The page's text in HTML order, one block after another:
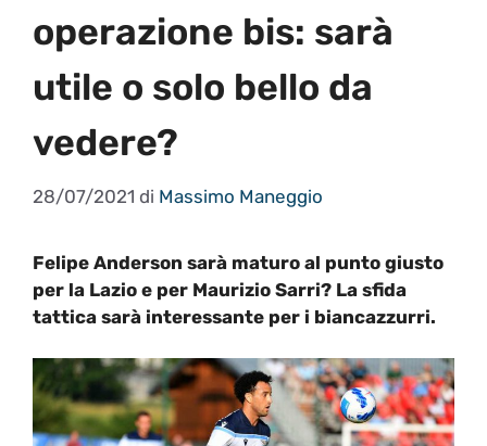
operazione bis: sarà
utile o solo bello da
vedere?
28/07/2021 di Massimo Maneggio
Felipe Anderson sarà maturo al punto giusto
per la Lazio e per Maurizio Sarri? La sfida
tattica sarà interessante per i biancazzurri.